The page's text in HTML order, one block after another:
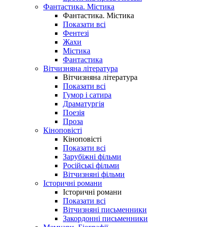
Фантастика. Містика
Фантастика. Містика
Показати всі
Фентезі
Жахи
Містика
Фантастика
Вітчизняна література
Вітчизняна література
Показати всі
Гумор і сатира
Драматургія
Поезія
Проза
Кіноповісті
Кіноповісті
Показати всі
Зарубіжні фільми
Російські фільми
Вітчизняні фільми
Історичні романи
Історичні романи
Показати всі
Вітчизняні письменники
Закордонні письменники